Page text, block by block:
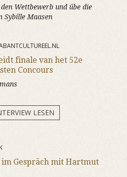
Wettbewerb und übe die
Sybille Maasen
finale van het 52e
Concours
LESEN
Gespräch mit Hartmut